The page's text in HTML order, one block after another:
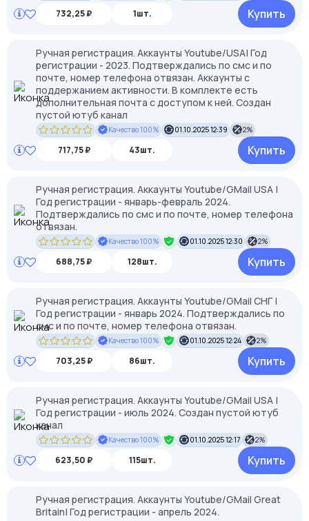
732,25 ₽ 1шт. Купить
Ручная регистрация. Аккаунты Youtube/USA| Год
регистрации - 2023. Подтверждались по смс и по
почте, номер телефона отвязан. Аккаунты с
поддержанием активности. В комплекте есть
дополнительная почта с доступом к ней. Создан
пустой ютуб канал
Качество 100% 01.10.2025 12:39 2%
717,75 ₽ 43шт. Купить
Ручная регистрация. Аккаунты Youtube/GMail USA |
Год регистрации - январь-февраль 2024.
Подтверждались по смс и по почте, номер телефона
отвязан.
Качество 100% 01.10.2025 12:30 2%
688,75 ₽ 128шт. Купить
Ручная регистрация. Аккаунты Youtube/GMail СНГ |
Год регистрации - январь 2024. Подтверждались по
смс и по почте, номер телефона отвязан.
Качество 100% 01.10.2025 12:24 2%
703,25 ₽ 86шт. Купить
Ручная регистрация. Аккаунты Youtube/GMail USA |
Год регистрации - июль 2024. Создан пустой ютуб
канал
Качество 100% 01.10.2025 12:17 2%
623,50 ₽ 115шт. Купить
Ручная регистрация. Аккаунты Youtube/GMail Great
Britain| Год регистрации - апрель 2024.